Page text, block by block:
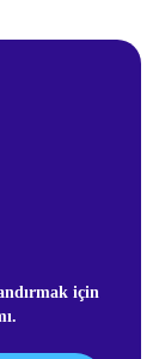
için